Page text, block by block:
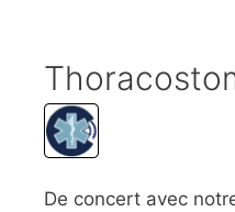
De concert avec